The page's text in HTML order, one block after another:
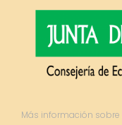
Más información sobre